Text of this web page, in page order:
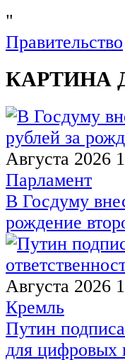
"
Правительство
КАРТИНА
Августа 2026
Парламент
В Госдуму
рождение
Августа 2026
Кремль
Путин
для цифровых